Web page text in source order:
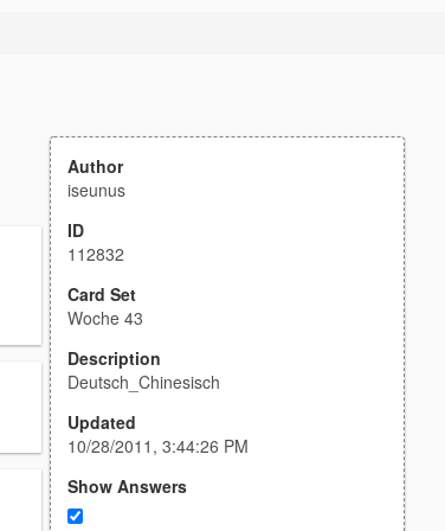
Author
iseunus
ID
112832
Card Set
Woche 43
Description
Deutsch_Chinesisch
Updated
10/28/2011, 3:44:26 PM
Show Answers